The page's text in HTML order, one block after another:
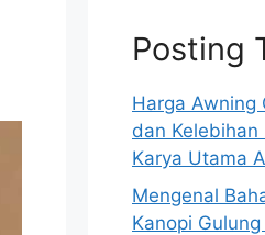
Posting
Harga Awning
dan
Karya Utama
Mengenal
Kanopi